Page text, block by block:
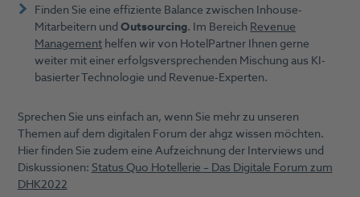
Finden Sie eine effiziente Balance zwischen Inhouse-
Mitarbeitern undOutsourcing. Im Bereich Revenue
Managementhelfen wir von HotelPartner Ihnen gerne
weiter mit einer erfolgsversprechenden Mischung aus KI-
basierter Technologie und Revenue-Experten.
Sprechen Sie uns einfach an, wenn Sie mehr zu unseren
Themen auf dem digitalen Forum der ahgz wissen möchten.
Hier finden Sie zudem eine Aufzeichnung der Interviews und
Diskussionen:Status Quo Hotellerie – Das Digitale Forum zum
DHK2022